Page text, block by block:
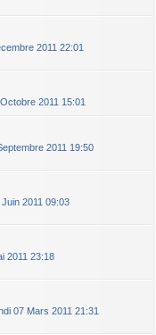
2011 22:01
2011 15:01
2011 19:50
2011 09:03
2011 23:18
07 Mars 2011 21:31